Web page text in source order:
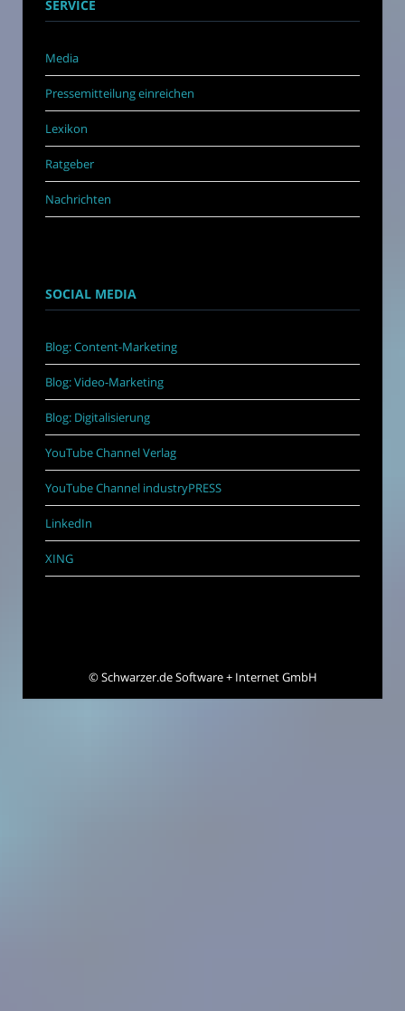
SERVICE
Media
Pressemitteilung einreichen
Lexikon
Ratgeber
Nachrichten
SOCIAL MEDIA
Blog: Content-Marketing
Blog: Video-Marketing
Blog: Digitalisierung
YouTube Channel Verlag
YouTube Channel industryPRESS
LinkedIn
XING
©Schwarzer.de Software + Internet GmbH